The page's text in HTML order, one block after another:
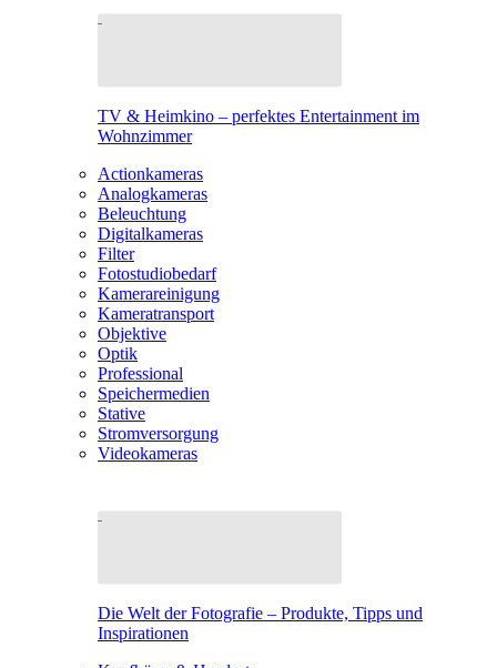
TV & Heimkino – perfektes Entertainment im
Wohnzimmer
Actionkameras
Analogkameras
Beleuchtung
Digitalkameras
Filter
Fotostudiobedarf
Kamerareinigung
Kameratransport
Objektive
Optik
Professional
Speichermedien
Stative
Stromversorgung
Videokameras
Die Welt der Fotografie – Produkte, Tipps und
Inspirationen